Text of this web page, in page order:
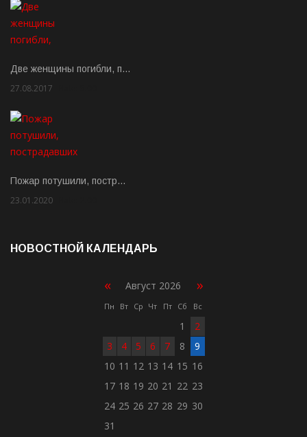
Две женщины погибли, п…
27.08.2017
Пожар потушили, постр…
23.01.2020
НОВОСТНОЙ КАЛЕНДАРЬ
« Август 2026 »
Пн Вт Ср Чт Пт Сб Вс
1
2
3
4 5 6 7 8
9
10 11 12 13 14 15 16
17 18 19 20 21 22 23
24 25 26 27 28 29 30
31